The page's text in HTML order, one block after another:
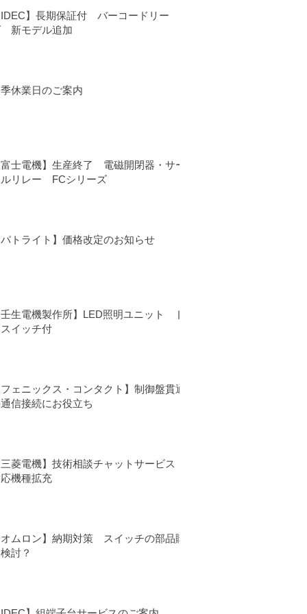
】長期保証付 バーコードリー
新モデル追加
休業日のご案内
士電機】生産終了 電磁開閉器・サー
リレー FCシリーズ
トライト】価格改定のお知らせ
生電機製作所】LED照明ユニット ド
イッチ付
ェニックス・コンタクト】制御盤貫通
信接続にお役立ち
菱電機】技術相談チャットサービス
機種拡充
ムロン】納期対策 スイッチの部品購
討？